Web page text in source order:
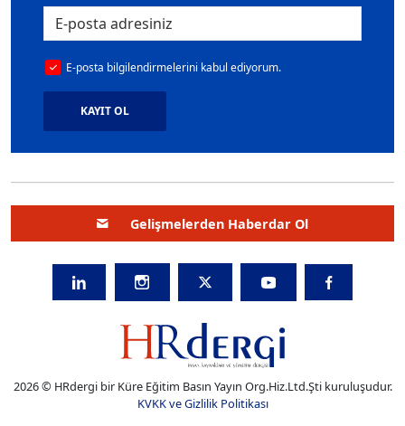
E-posta bilgilendirmelerini kabul ediyorum.
KAYIT OL
Gelişmelerden Haberdar Ol
2026 © HRdergi bir Küre Eğitim Basın Yayın Org.Hiz.Ltd.Şti kuruluşudur.
KVKK ve Gizlilik Politikası